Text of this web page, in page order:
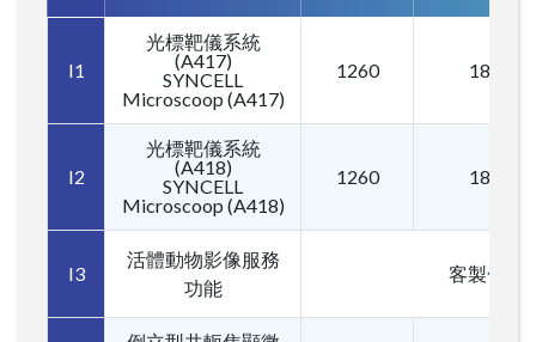
I1
光標靶儀系統
(A417)
SYNCELL
Microscoop (A417)
1260 1890
I2
光標靶儀系統
(A418)
SYNCELL
Microscoop (A418)
1260 1890
I3
活體動物影像服務
功能
客製化計